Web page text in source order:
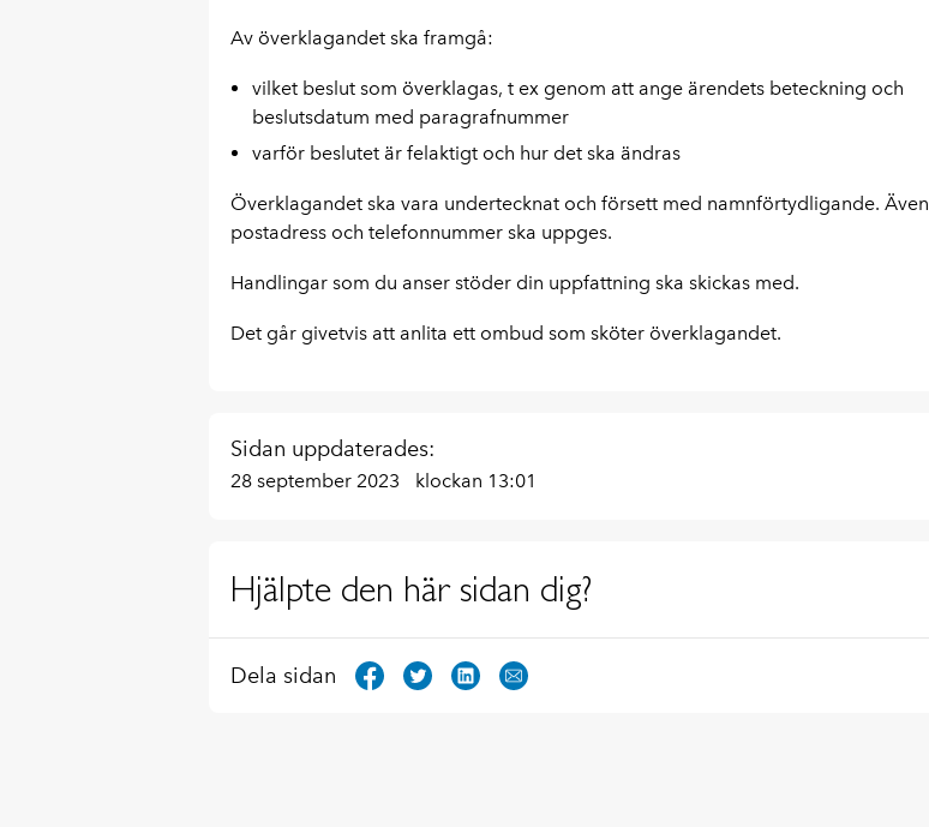
Av överklagandet ska framgå:
vilket beslut som överklagas, t ex genom att ange ärendets beteckning och
beslutsdatum med paragrafnummer
varför beslutet är felaktigt och hur det ska ändras
Överklagandet ska vara undertecknat och försett med namnförtydligande. Även
postadress och telefonnummer ska uppges.
Handlingar som du anser stöder din uppfattning ska skickas med.
Det går givetvis att anlita ett ombud som sköter överklagandet.
Sidan uppdaterades:
28 september 2023 klockan 13:01
Hjälpte den här sidan dig?
Dela sidan